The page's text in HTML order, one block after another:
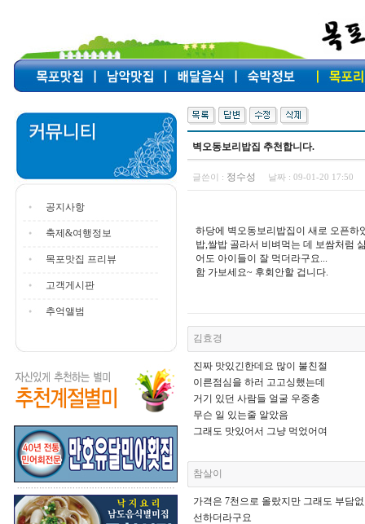
공지사항
축제&여행정보
목포맛집 프리뷰
고객게시판
추억앨범
벽오동보리밥집 추천합니다.
글쓴이 : 정수성 날짜 : 09-01-20 17:50
하당에 벽오동보리밥집이 새로 오픈하
밥,쌀밥 골라서 비벼먹는 데 보쌈처럼
어도 아이들이 잘 먹더라구요...
함 가보세요~ 후회안할 겁니다.
김효경
진짜 맛있긴한데요 많이 불친절
이른점심을 하러 고고싱했는데
거기 있던 사람들 얼굴 우중충
무슨 일 있는줄 알았음
그래도 맛있어서 그냥 먹었어여
참살이
가격은 7천으로 올랐지만 그래도 부담
선하더라구요